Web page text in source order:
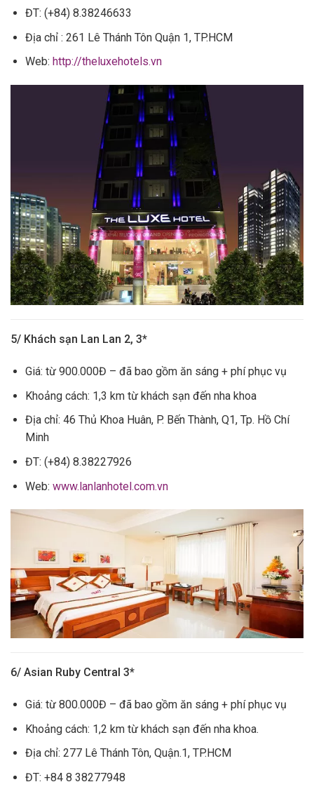
ĐT: (+84) 8.38246633
Địa chỉ : 261 Lê Thánh Tôn Quận 1, TP.HCM
Web: http://theluxehotels.vn
5/ Khách sạn Lan Lan 2, 3*
Giá: từ 900.000Đ – đã bao gồm ăn sáng + phí phục vụ
Khoảng cách: 1,3 km từ khách sạn đến nha khoa
Địa chỉ: 46 Thủ Khoa Huân, P. Bến Thành, Q1, Tp. Hồ Chí
Minh
ĐT: (+84) 8.38227926
Web: www.lanlanhotel.com.vn
6/ Asian Ruby Central 3*
Giá: từ 800.000Đ – đã bao gồm ăn sáng + phí phục vụ
Khoảng cách: 1,2 km từ khách sạn đến nha khoa.
Địa chỉ: 277 Lê Thánh Tôn, Quận.1, TP.HCM
ĐT: +84 8 38277948